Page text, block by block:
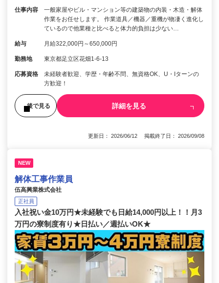
仕事内容
一般家屋やビル・マンション等の建築物の内装・木造・解体
作業をお任せします。 作業道具／機器／重機が物凄く進化し
ているので他業種と比べると体力的負担は少ない…
給与 月給322,000円～650,000円
勤務地 東京都足立区花畑1-6-13
応募資格
未経験者歓迎、学歴・年齢不問、無資格OK、U・Iターンの
方歓迎！
後で見る 詳細を見る
更新日： 2026/06/12 掲載終了日： 2026/09/08
NEW
解体工事作業員
伍高興業株式会社
正社員
入社祝い金10万円★未経験でも日給14,000円以上！！月3
万円の寮制度有り★日払い／週払いOK★